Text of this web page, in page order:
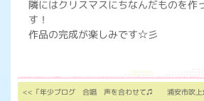
隣にはクリスマスにちなんだものを作
す！
作品の完成が楽しみです☆彡
<<「年少ブログ 合唱 声を合わせて♫ 浦安市吹上